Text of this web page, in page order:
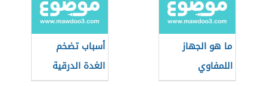
ما هو الجهاز
اللمفاوي
أسباب تضخم
الغدة الدرقية